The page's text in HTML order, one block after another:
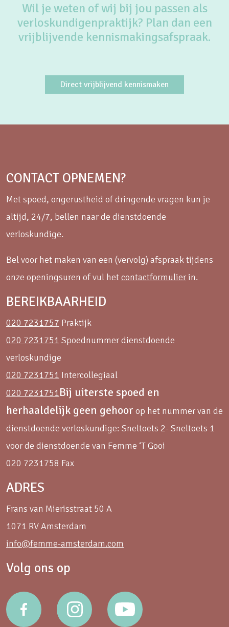
Wil je weten of wij bij jou passen als
verloskundigenpraktijk? Plan dan een
vrijblijvende kennismakingsafspraak.
Direct vrijblijvend kennismaken
CONTACT OPNEMEN?
Met spoed, ongerustheid of dringende vragen kun je
altijd, 24/7, bellen naar de dienstdoende
verloskundige.
Bel voor het maken van een (vervolg) afspraak tijdens
onze openingsuren of vul hetcontactformulier in.
BEREIKBAARHEID
020 7231757 Praktijk
020 7231751 Spoednummer dienstdoende
verloskundige
020 7231751 Intercollegiaal
020 7231751Bij uiterste spoed en
herhaaldelijk geen gehoor op het nummer van de
dienstdoende verloskundige: Sneltoets 2- Sneltoets 1
voor de dienstdoende van Femme ‘T Gooi
020 7231758 Fax
ADRES
Frans van Mierisstraat 50 A
1071 RV Amsterdam
info@femme-amsterdam.com
Volg ons op